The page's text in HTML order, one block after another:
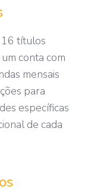
16 títulos
conta com
mensais
para
específicas
de cada